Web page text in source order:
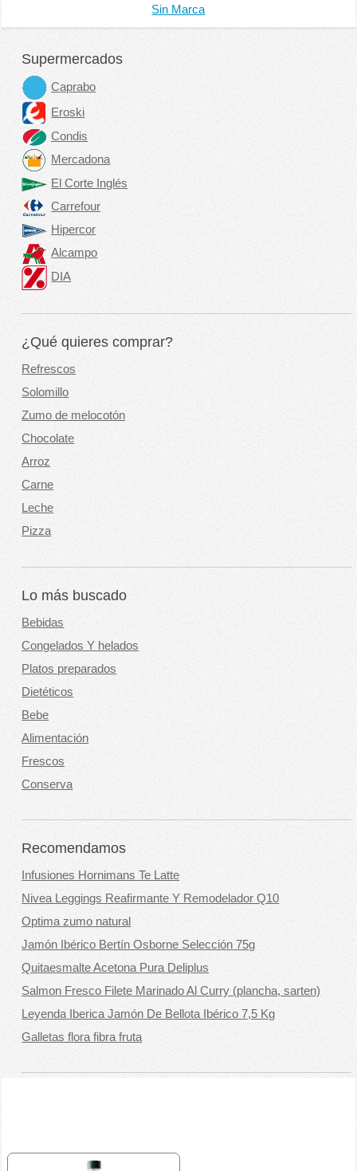
Sin Marca
Supermercados
Caprabo
Eroski
Condis
Mercadona
El Corte Inglés
Carrefour
Hipercor
Alcampo
DIA
¿Qué quieres comprar?
Refrescos
Solomillo
Zumo de melocotón
Chocolate
Arroz
Carne
Leche
Pizza
Lo más buscado
Bebidas
Congelados Y helados
Platos preparados
Dietéticos
Bebe
Alimentación
Frescos
Conserva
Recomendamos
Infusiones Hornimans Te Latte
Nivea Leggings Reafirmante Y Remodelador Q10
Optima zumo natural
Jamón Ibérico Bertín Osborne Selección 75g
Quitaesmalte Acetona Pura Deliplus
Salmon Fresco Filete Marinado Al Curry (plancha, sarten)
Leyenda Iberica Jamón De Bellota Ibérico 7,5 Kg
Galletas flora fibra fruta